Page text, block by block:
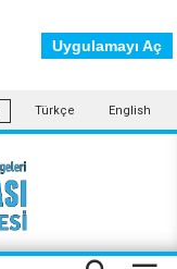
Türkçe English
Uygulamayı Aç